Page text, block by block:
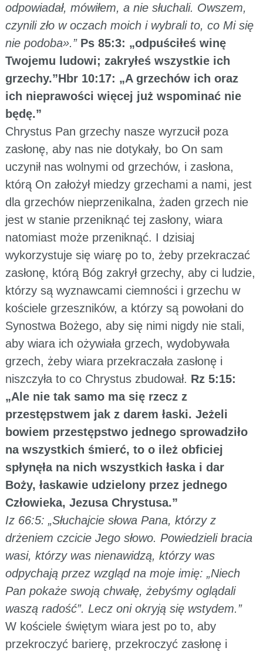
odpowiadał, mówiłem, a nie słuchali. Owszem,
czynili zło w oczach moich i wybrali to, co Mi się
nie podoba».” Ps 85:3: „odpuściłeś winę
Twojemu ludowi; zakryłeś wszystkie ich
grzechy.”Hbr 10:17: „A grzechów ich oraz
ich nieprawości więcej już wspominać nie
będę.”
Chrystus Pan grzechy nasze wyrzucił poza
zasłonę, aby nas nie dotykały, bo On sam
uczynił nas wolnymi od grzechów, i zasłona,
którą On założył miedzy grzechami a nami, jest
dla grzechów nieprzenikalna, żaden grzech nie
jest w stanie przeniknąć tej zasłony, wiara
natomiast może przeniknąć. I dzisiaj
wykorzystuje się wiarę po to, żeby przekraczać
zasłonę, którą Bóg zakrył grzechy, aby ci ludzie,
którzy są wyznawcami ciemności i grzechu w
kościele grzeszników, a którzy są powołani do
Synostwa Bożego, aby się nimi nigdy nie stali,
aby wiara ich ożywiała grzech, wydobywała
grzech, żeby wiara przekraczała zasłonę i
niszczyła to co Chrystus zbudował. Rz 5:15:
„Ale nie tak samo ma się rzecz z
przestępstwem jak z darem łaski. Jeżeli
bowiem przestępstwo jednego sprowadziło
na wszystkich śmierć, to o ileż obficiej
spłynęła na nich wszystkich łaska i dar
Boży, łaskawie udzielony przez jednego
Człowieka, Jezusa Chrystusa.”
Iz 66:5: „Słuchajcie słowa Pana, którzy z
drżeniem czcicie Jego słowo. Powiedzieli bracia
wasi, którzy was nienawidzą, którzy was
odpychają przez wzgląd na moje imię: „Niech
Pan pokaże swoją chwałę, żebyśmy oglądali
waszą radość”. Lecz oni okryją się wstydem.”
W kościele świętym wiara jest po to, aby
przekroczyć barierę, przekroczyć zasłonę i